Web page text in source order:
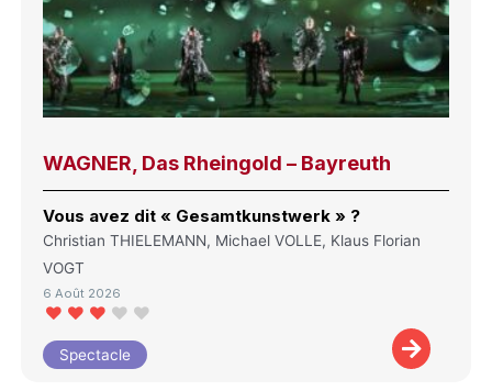
WAGNER, Das Rheingold – Bayreuth
Vous avez dit « Gesamtkunstwerk » ?
Christian THIELEMANN, Michael VOLLE, Klaus Florian
VOGT
6 Août 2026
Spectacle